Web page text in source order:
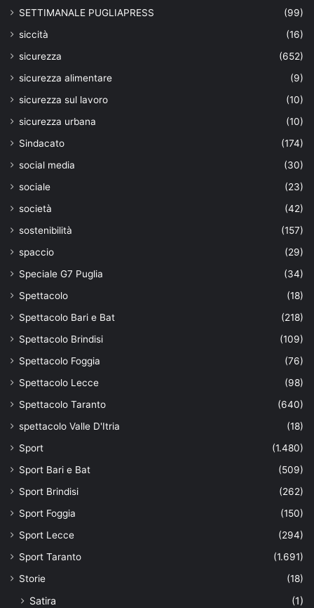
SETTIMANALE PUGLIAPRESS
(99)
siccità
(16)
sicurezza
(652)
sicurezza alimentare
(9)
sicurezza sul lavoro
(10)
sicurezza urbana
(10)
Sindacato
(174)
social media
(30)
sociale
(23)
società
(42)
sostenibilità
(157)
spaccio
(29)
Speciale G7 Puglia
(34)
Spettacolo
(18)
Spettacolo Bari e Bat
(218)
Spettacolo Brindisi
(109)
Spettacolo Foggia
(76)
Spettacolo Lecce
(98)
Spettacolo Taranto
(640)
spettacolo Valle D'Itria
(18)
Sport
(1.480)
Sport Bari e Bat
(509)
Sport Brindisi
(262)
Sport Foggia
(150)
Sport Lecce
(294)
Sport Taranto
(1.691)
Storie
(18)
Satira (1)